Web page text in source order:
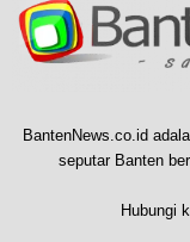
BantenNews.co.id
seputar Banten
Hubungi